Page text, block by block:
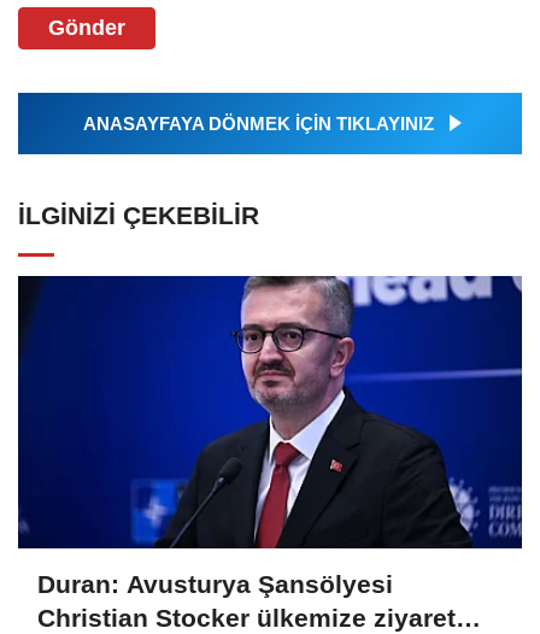
Gönder
ANASAYFAYA DÖNMEK İÇİN TIKLAYINIZ
İLGINIZI ÇEKEBILIR
Duran: Avusturya Şansölyesi
Christian Stocker ülkemize ziyaret